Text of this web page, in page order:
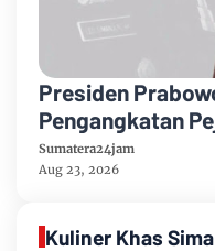
Presiden
Pengangkatan
Kejaksaan Agung
Sumatera24jam
Aug 23, 2026
Kuliner Khas